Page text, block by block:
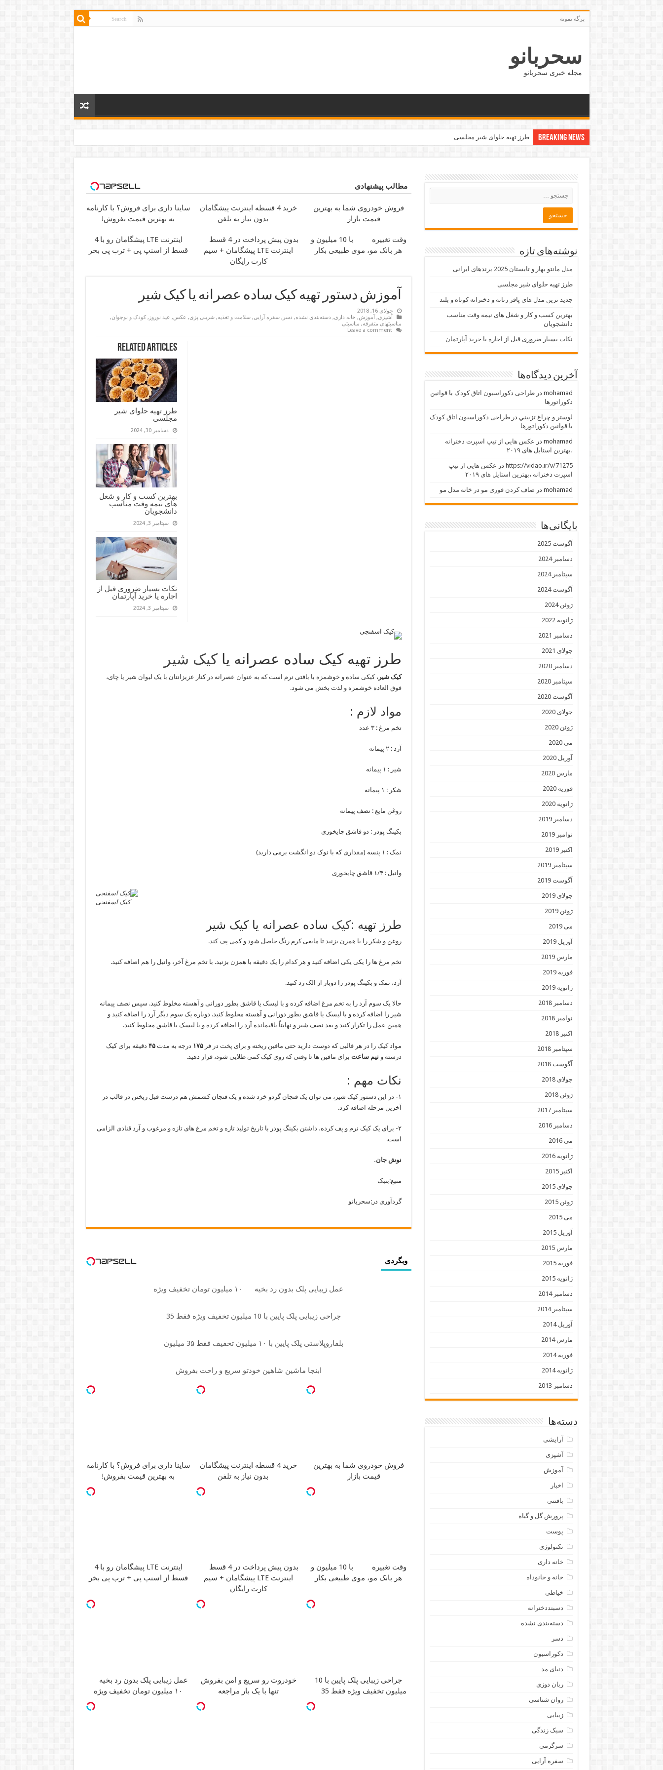
برگه نمونه
سحربانو
مجله خبری سحربانو
Breaking News طرز تهیه حلوای شیر مجلسی
مطالب پیشنهادی
فروش خودروی شما به بهترین
قیمت بازار
خرید 4 قسطه اینترنت پیشگامان
بدون نیاز به تلفن
ساینا داری برای فروش؟ با کارنامه
به بهترین قیمت بفروش!
وقت تغییره
با 10 میلیون و
هر بانک مو، موی طبیعی بکار
بدون پیش پرداخت در 4 قسط
اینترنت LTE پیشگامان + سیم
کارت رایگان
اینترنت LTE پیشگامان رو با 4
قسط از اسنپ پی + ترب پی بخر
آموزش دستور تهیه کیک ساده عصرانه یا کیک شیر
جولای 16, 2018
آشپزی,آموزش, خانه داری, دسته‌بندی نشده, دسر ,سفره آرایی,سلامت و تغذیه,شرینی پزی, عکس, عید نوروز ,کودک و نوجوان,
مناسبتهای متفرقه, مناسبتی
Leave a comment
Related Articles
طرز تهیه حلوای شیر
مجلسی
دسامبر 30, 2024
بهترین کسب و کار و شغل
های نیمه وقت مناسب
دانشجویان
سپتامبر 3, 2024
نکات بسیار ضروری قبل از
اجاره یا خرید آپارتمان
سپتامبر 3, 2024
طرز تهیه کیک ساده عصرانه یاکیک شیر
کیک شیر ، کیکی ساده و خوشمزه با بافتی نرم است که به عنوان عصرانه در کنار عزیزانتان با یک لیوان شیر یا چای،
فوق العاده خوشمزه و لذت بخش می شود.
مواد لازم :
تخم مرغ : ۳ عدد
آرد : ۲ پیمانه
شیر : ۱ پیمانه
شکر : ۱ پیمانه
روغن مایع : نصف پیمانه
بکینگ پودر : دو قاشق چایخوری
نمک : ۱ پنسه (مقداری که با نوک دو انگشت برمی دارید)
وانیل : ۱/۴ قاشق چایخوری
کیک اسفنجی
طرز تهیه :کیک ساده عصرانه یا کیک شیر
روغن و شکر را با همزن بزنید تا مایعی کرم رنگ حاصل شود و کمی پف کند.
تخم مرغ ها را یکی یکی اضافه کنید و هر کدام را یک دقیقه با همزن بزنید. با تخم مرغ آخر، وانیل را هم اضافه کنید.
آرد، نمک و بکینگ پودر را دوبار از الک رد کنید.
حالا یک سوم آرد را به تخم مرغ اضافه کرده و با لیسک یا قاشق بطور دورانی و آهسته مخلوط کنید. سپس نصف پیمانه
شیر را اضافه کرده و با لیسک یا قاشق بطور دورانی و آهسته مخلوط کنید. دوباره یک سوم دیگر آرد را اضافه کنید و
همین عمل را تکرار کنید و بعد نصف شیر و نهایتاً باقیمانده آرد را اضافه کرده و با لیسک یا قاشق مخلوط کنید.
مواد کیک را در هر قالبی که دوست دارید حتی مافین ریخته و برای پخت در فر۱۷۵ درجه به مدت۴۵ دقیقه برای کیک
درسته و نیم ساعت برای مافین ها تا وقتی که روی کیک کمی طلایی شود، قرار دهید.
نکات مهم :
۱- در این دستور کیک شیر، می توان یک فنجان گردو خرد شده و یک فنجان کشمش هم درست قبل ریختن در قالب در
آخرین مرحله اضافه کرد.
۲- برای یک کیک نرم و پف کرده، داشتن بکینگ پودر با تاریخ تولید تازه و تخم مرغ های تازه و مرغوب و آرد قنادی الزامی
است.
نوش جان.
منبع:بنبک
گردآوری در:سحربانو
وبگردی
عمل زیبایی پلک بدون رد بخیه
جراحی زیبایی پلک پایین با 10 میلیون تخفیف ویژه فقط 35
بلفاروپلاستی پلک پایین با ۱۰ میلیون تخفیف فقط 3۵ میلیون
ابنجا ماشین شاهین خودتو سریع و راحت بفروش
فروش خودروی شما به بهترین
قیمت بازار
خرید 4 قسطه اینترنت پیشگامان
بدون نیاز به تلفن
ساینا داری برای فروش؟ با کارنامه
به بهترین قیمت بفروش!
وقت تغییره
با 10 میلیون و
هر بانک مو، موی طبیعی بکار
بدون پیش پرداخت در 4 قسط
اینترنت LTE پیشگامان + سیم
کارت رایگان
اینترنت LTE پیشگامان رو با 4
قسط از اسنپ پی + ترب پی بخر
جراحی زیبایی پلک پایین با 10
میلیون تخفیف ویژه فقط 35
خودروت رو سریع و امن بفروش
تنها با یک بار مراجعه
عمل زیبایی پلک بدون رد بخیه
۱۰ میلیون تومان تخفیف ویژه
نوشته‌های تازه
مدل مانتو بهار و تابستان 2025 برندهای ایرانی
طرز تهیه حلوای شیر مجلسی
جدید ترین مدل های پافر زنانه و دخترانه کوتاه و بلند
بهترین کسب و کار و شغل های نیمه وقت مناسب
دانشجویان
نکات بسیار ضروری قبل از اجاره یا خرید آپارتمان
آخرین دیدگاه‌ها
mohamad درطراحی دکوراسیون اتاق کودک با قوانین
دکوراتورها
لوستر و چراغ تزييني درطراحی دکوراسیون اتاق کودک
با قوانین دکوراتورها
mohamad در عکس هایی از تیپ اسپرت دخترانه
،بهترین استایل های ۲۰۱۹
https://vidao.ir/v/71275 در عکس هایی از تیپ
اسپرت دخترانه ،بهترین استایل های ۲۰۱۹
mohamad در صاف کردن فوری مو در خانه مدل مو
بایگانی‌ها
آگوست 2025
دسامبر 2024
سپتامبر 2024
آگوست 2024
ژوئن 2024
ژانویه 2022
دسامبر 2021
جولای 2021
دسامبر 2020
سپتامبر 2020
آگوست 2020
جولای 2020
ژوئن 2020
می 2020
آوریل 2020
مارس 2020
فوریه 2020
ژانویه 2020
دسامبر 2019
نوامبر 2019
اکتبر 2019
سپتامبر 2019
آگوست 2019
جولای 2019
ژوئن 2019
می 2019
آوریل 2019
مارس 2019
فوریه 2019
ژانویه 2019
دسامبر 2018
نوامبر 2018
اکتبر 2018
سپتامبر 2018
آگوست 2018
جولای 2018
ژوئن 2018
سپتامبر 2017
دسامبر 2016
می 2016
ژانویه 2016
اکتبر 2015
جولای 2015
ژوئن 2015
می 2015
آوریل 2015
مارس 2015
فوریه 2015
ژانویه 2015
دسامبر 2014
سپتامبر 2014
آوریل 2014
مارس 2014
فوریه 2014
ژانویه 2014
دسامبر 2013
دسته‌ها
آرایشی
آشپزی
آموزش
اخبار
بافتنی
پرورش گل و گیاه
پوست
تکنولوژی
خانه داری
خانه و خانوداه
خیاطی
دسبنددخترانه
دسته‌بندی نشده
دسر
دکوراسیون
دنیای مد
ربان دوزی
روان شناسی
زیبایی
سبک زندگی
سرگرمی
سفره آرایی